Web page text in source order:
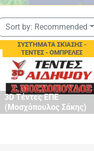
Sort by: Recommended
ΣΥΣΤΉΜΑΤΑ ΣΚΊΑΣΗΣ -
ΤΕΝΤΕΣ - ΟΜΠΡΕΛΕΣ
3D Τέντες ΕΠΕ
(Μοσχόπουλος Σάκης)